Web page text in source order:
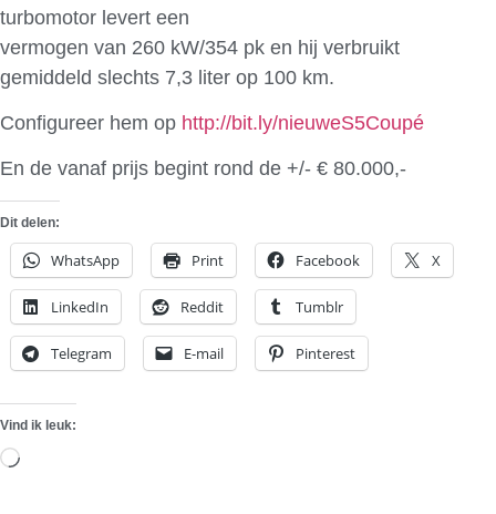
turbomotor levert een
vermogen van 260 kW/354 pk en hij verbruikt
gemiddeld slechts 7,3 liter op 100 km.
Configureer hem op http://bit.ly/nieuweS5Coupé
En de vanaf prijs begint rond de +/- € 80.000,-
Dit delen:
WhatsApp Print Facebook X
LinkedIn Reddit Tumblr
Telegram E-mail Pinterest
Vind ik leuk:
Aan